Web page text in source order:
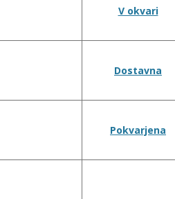
V okvari
Dostavna
Pokvarjena